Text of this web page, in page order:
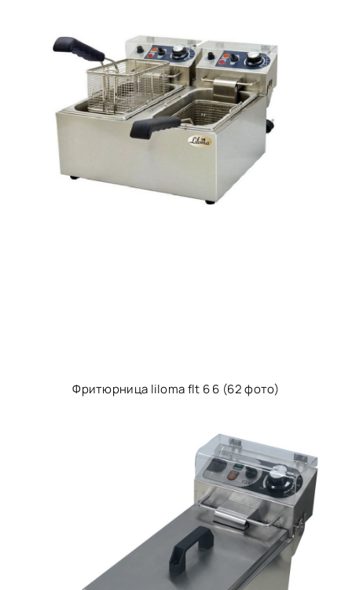
Фритюрница liloma flt 6 6 (62 фото)